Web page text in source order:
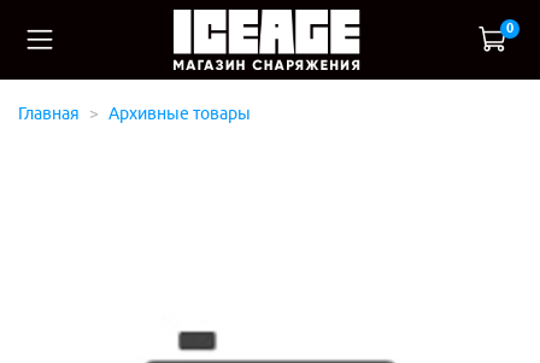
0
Главная Архивные товары